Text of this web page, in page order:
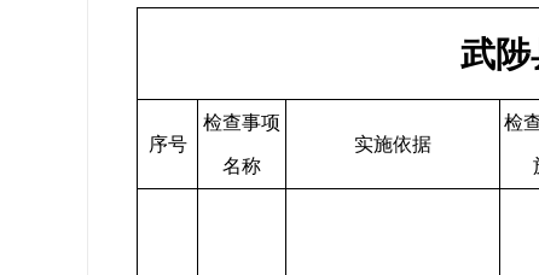
武陟
序号
检查事项
名称
实施依据
检